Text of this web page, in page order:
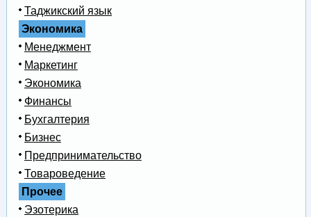
Таджикский язык
Экономика
Менеджмент
Маркетинг
Экономика
Финансы
Бухгалтерия
Бизнес
Предпринимательство
Товароведение
Прочее
Эзотерика